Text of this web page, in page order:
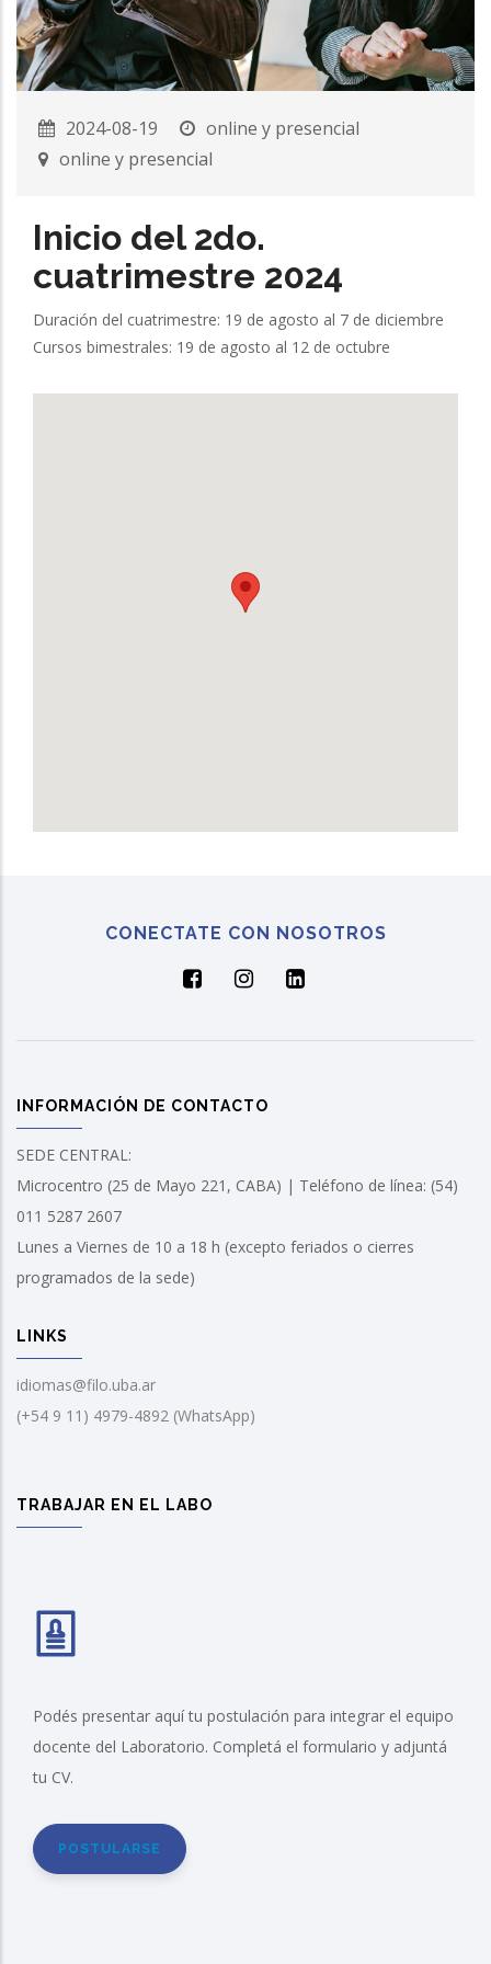
2024-08-19
online y presencial
online y presencial
Inicio del 2do.
cuatrimestre 2024
Duración del cuatrimestre: 19 de agosto al 7 de diciembre
Cursos bimestrales: 19 de agosto al 12 de octubre
CONECTATE CON NOSOTROS
INFORMACIÓN DE CONTACTO
SEDE CENTRAL:
Microcentro (25 de Mayo 221, CABA) | Teléfono de línea: (54)
011 5287 2607
Lunes a Viernes de 10 a 18 h (excepto feriados o cierres
programados de la sede)
LINKS
idiomas@filo.uba.ar
(+54 9 11) 4979-4892 (WhatsApp)
TRABAJAR EN EL LABO
Podés presentar aquí tu postulación para integrar el equipo
docente del Laboratorio. Completá el formulario y adjuntá
tu CV.
POSTULARSE